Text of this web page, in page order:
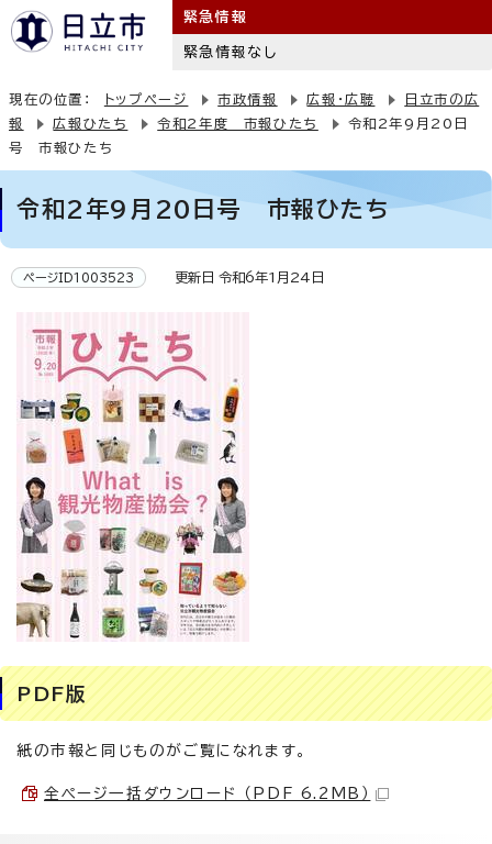
緊急情報
緊急情報なし
現在の位置： トップページ 市政情報 広報・広聴
日立市の広
報
広報ひたち 令和2年度 市報ひたち
令和2年9月20日
号 市報ひたち
令和2年9月20日号 市報ひたち
ページID1003523 更新日 令和6年1月24日
PDF版
紙の市報と同じものがご覧になれます。
全ページ一括ダウンロード （PDF 6.2MB）